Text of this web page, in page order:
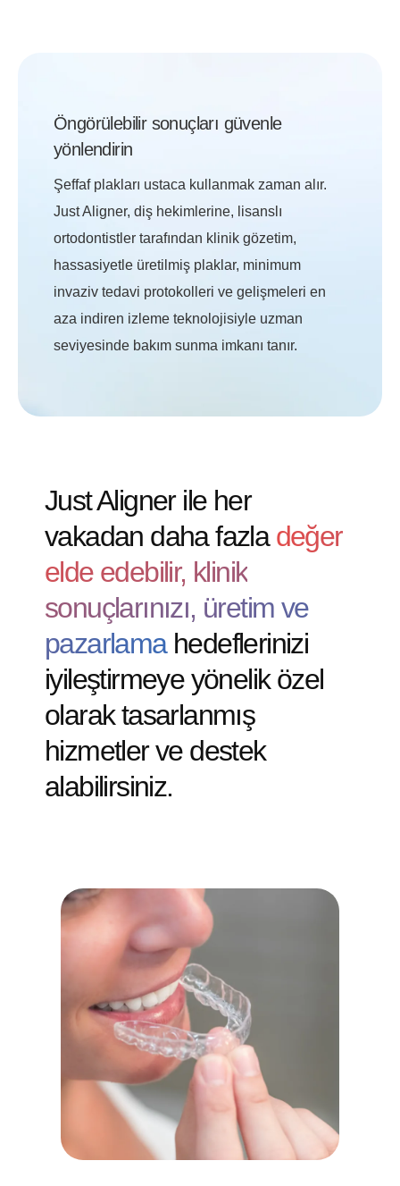
Öngörülebilir sonuçları güvenle
yönlendirin
Şeffaf plakları ustaca kullanmak zaman alır.
Just Aligner, diş hekimlerine, lisanslı
ortodontistler tarafından klinik gözetim,
hassasiyetle üretilmiş plaklar, minimum
invaziv tedavi protokolleri ve gelişmeleri en
aza indiren izleme teknolojisiyle uzman
seviyesinde bakım sunma imkanı tanır.
Just Aligner ile her
vakadan daha fazladeğer
elde edebilir, klinik
sonuçlarınızı, üretim ve
pazarlama hedeflerinizi
iyileştirmeye yönelik özel
olarak tasarlanmış
hizmetler ve destek
alabilirsiniz.